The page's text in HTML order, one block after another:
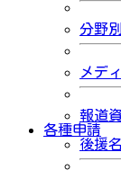
分野
メデ
報道
各種申請
後援